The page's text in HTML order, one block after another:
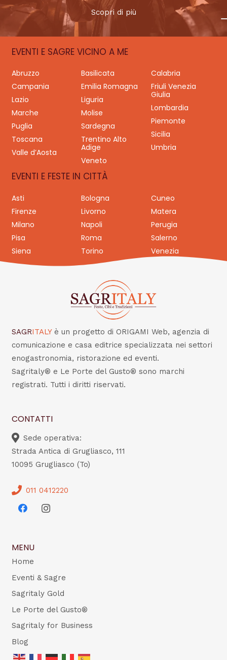
Scopri di più
EVENTI E SAGRE VICINO A ME
Abruzzo Basilicata
Calabria
Campania
Emilia Romagna
Friuli Venezia
Giulia
Lazio
Liguria
Lombardia
Marche
Molise
Piemonte
Puglia
Sardegna
Sicilia
Toscana
Trentino Alto
Adige
Umbria
Valle d’Aosta
Veneto
EVENTI E FESTE IN CITTÀ
Asti Bologna
Cuneo
Firenze
Livorno
Matera
Milano
Napoli
Perugia
Pisa
Roma
Salerno
Siena
Torino Venezia
SAGRITALY è un progetto di ORIGAMI Web, agenzia di
comunicazione e casa editrice specializzata nei settori
enogastronomia, ristorazione ed eventi.
Sagritaly® e Le Porte del Gusto® sono marchi
registrati. Tutti i diritti riservati.
CONTATTI
Sede operativa:
Strada Antica di Grugliasco, 111
10095 Grugliasco (To)
011 0412220
MENU
Home
Eventi & Sagre
Sagritaly Gold
Le Porte del Gusto®
Sagritaly for Business
Blog